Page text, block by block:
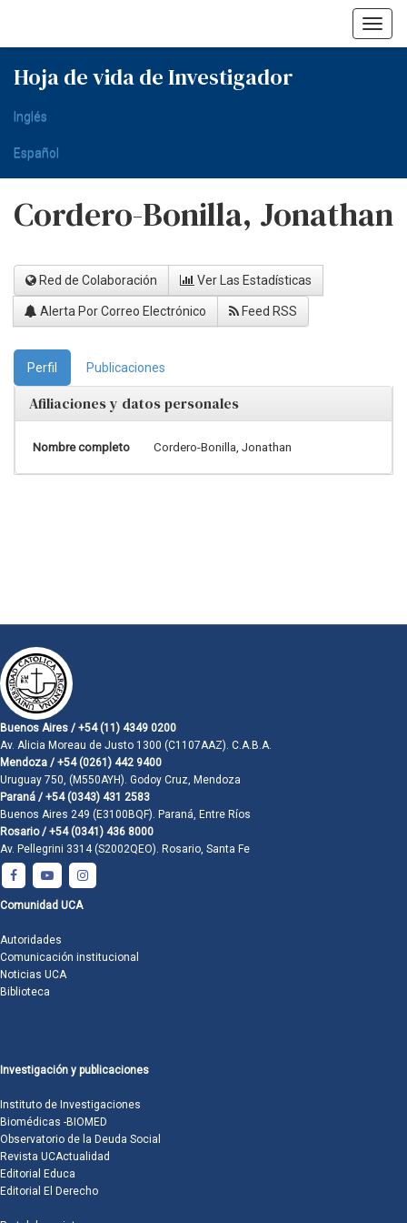
Hoja de vida de Investigador
Inglés
Español
Cordero-Bonilla, Jonathan
Red de Colaboración Ver Las Estadísticas
Alerta Por Correo Electrónico Feed RSS
Perfil Publicaciones
Afiliaciones y datos personales
Nombre completo Cordero-Bonilla, Jonathan
Buenos Aires / +54 (11) 4349 0200
Av. Alicia Moreau de Justo 1300 (C1107AAZ). C.A.B.A.
Mendoza / +54 (0261) 442 9400
Uruguay 750, (M550AYH). Godoy Cruz, Mendoza
Paraná / +54 (0343) 431 2583
Buenos Aires 249 (E3100BQF). Paraná, Entre Ríos
Rosario / +54 (0341) 436 8000
Av. Pellegrini 3314 (S2002QEO). Rosario, Santa Fe
Comunidad UCA
Autoridades
Comunicación institucional
Noticias UCA
Biblioteca
Investigación y publicaciones
Instituto de Investigaciones
Biomédicas -BIOMED
Observatorio de la Deuda Social
Revista UCActualidad
Editorial Educa
Editorial El Derecho